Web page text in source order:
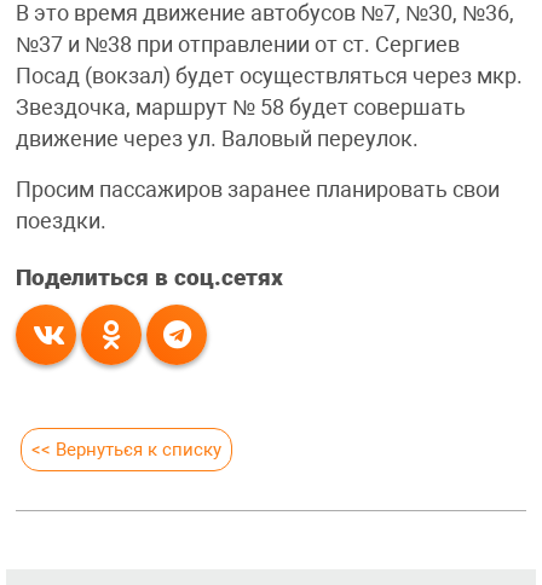
В это время движение автобусов №7, №30, №36,
№37 и №38 при отправлении от ст. Сергиев
Посад (вокзал) будет осуществляться через мкр.
Звездочка, маршрут № 58 будет совершать
движение через ул. Валовый переулок.
Просим пассажиров заранее планировать свои
поездки.
Поделиться в соц.сетях
<< Вернуться к списку